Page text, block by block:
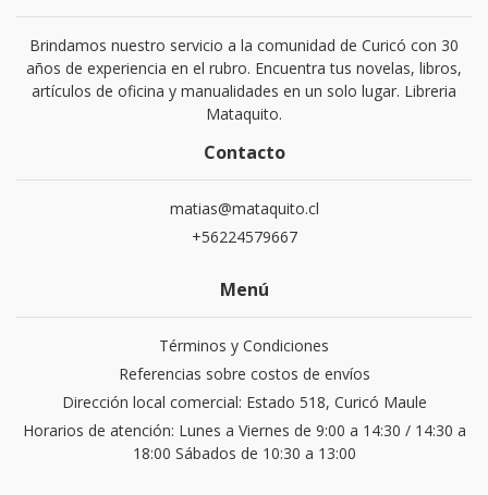
Brindamos nuestro servicio a la comunidad de Curicó con 30
años de experiencia en el rubro. Encuentra tus novelas, libros,
artículos de oficina y manualidades en un solo lugar. Libreria
Mataquito.
Contacto
matias@mataquito.cl
+56224579667
Menú
Términos y Condiciones
Referencias sobre costos de envíos
Dirección local comercial: Estado 518, Curicó Maule
Horarios de atención: Lunes a Viernes de 9:00 a 14:30 / 14:30 a
18:00 Sábados de 10:30 a 13:00